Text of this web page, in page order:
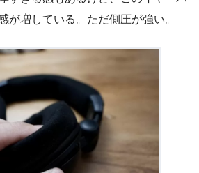
が増している。ただ側圧が強い。